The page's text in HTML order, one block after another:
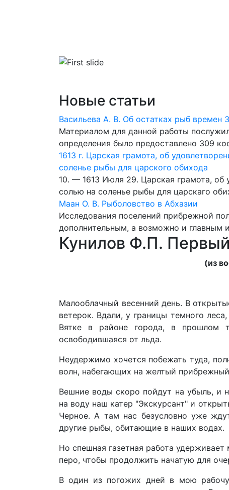
Новые статьи
Васильева А. В. Об остатках рыб времен
Материалом для данной работы
определения было предоставлено 309
1613 г. Царская грамота, об
соленье рыбы для царского обихода
10. — 1613 Июля 29. Царская грамота, об
солью на соленье рыбы для царскаго
Маан О. В. Рыболовство в Абхазии
Исследования поселений прибрежной
дополнительным, а возможно и главным
Кунилов Ф.П.
(из
Малооблачный весенний день. В
ветерок. Вдали, у границы темного
Вятке в районе города, в прошлом
освободившаяся от льда.
Неудержимо хочется побежать туда,
волн, набегающих на желтый
Вешние воды скоро пойдут на убыль, и
на воду наш катер "Экскурсант" и
Черное. А там нас безусловно уже
другие рыбы, обитающие в наших водах.
Но спешная газетная работа
перо, чтобы продолжить начатую для
В один из погожих дней в мою